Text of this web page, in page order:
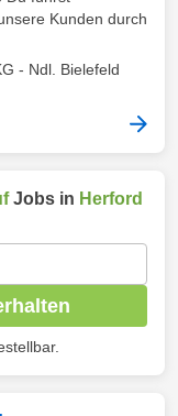
unsere Kunden durch
- Ndl. Bielefeld
Jobs in Herford